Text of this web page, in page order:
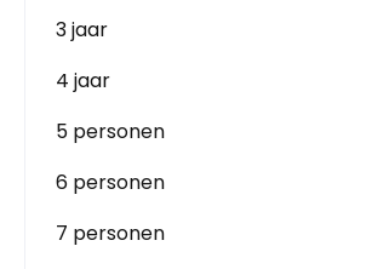
3 jaar
4 jaar
5 personen
6 personen
7 personen